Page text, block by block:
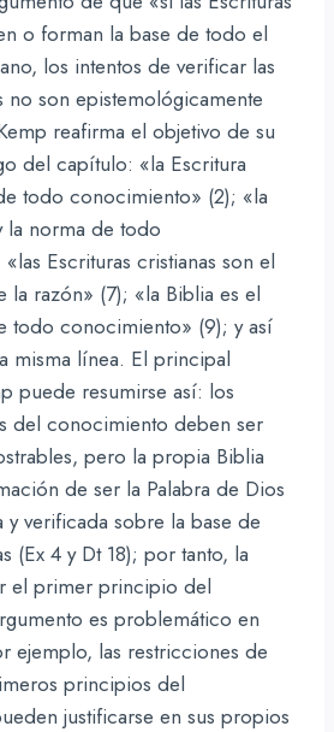
o forman la base de todo el
los intentos de verificar las
no son epistemológicamente
reafirma el objetivo de su
del capítulo: «la Escritura
todo conocimiento» (2); «la
la norma de todo
Escrituras cristianas son el
razón» (7); «la Biblia es el
todo conocimiento» (9); y así
misma línea. El principal
puede resumirse así: los
del conocimiento deben ser
pero la propia Biblia
de ser la Palabra de Dios
verificada sobre la base de
(Ex 4 y Dt 18); por tanto, la
el primer principio del
es problemático en
ejemplo, las restricciones de
principios del
justificarse en sus propios